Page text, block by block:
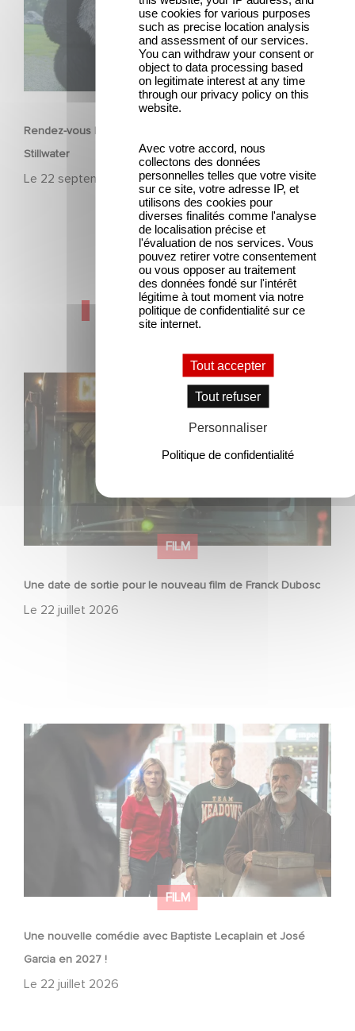
ANIMATION
Rendez-vous le 4 décembre sur Apple TV+ pour rencontre
Stillwater
Le 22 septembre 2020
Dernières actualités
FILM
Une date de sortie pour le nouveau film de Franck Dubosc
Le 22 juillet 2026
Une date de sortie pour le nouveau film de Franck
Dubosc
FILM
Une nouvelle comédie avec Baptiste Lecaplain et José
Garcia en 2027 !
Le 22 juillet 2026
Une nouvelle comédie avec Baptiste Lecaplain et José
Garcia en 2027 !
use cookies for various purposes
such as precise location analysis
and assessment of our services.
You can withdraw your consent or
object to data processing based
on legitimate interest at any time
through our privacy policy on this
website.
Avec votre accord, nous
collectons des données
personnelles telles que votre visite
sur ce site, votre adresse IP, et
utilisons des cookies pour
diverses finalités comme l'analyse
de localisation précise et
l'évaluation de nos services. Vous
pouvez retirer votre consentement
ou vous opposer au traitement
des données fondé sur l'intérêt
légitime à tout moment via notre
politique de confidentialité sur ce
site internet.
Tout accepter
Tout refuser
Personnaliser
Politique de confidentialité